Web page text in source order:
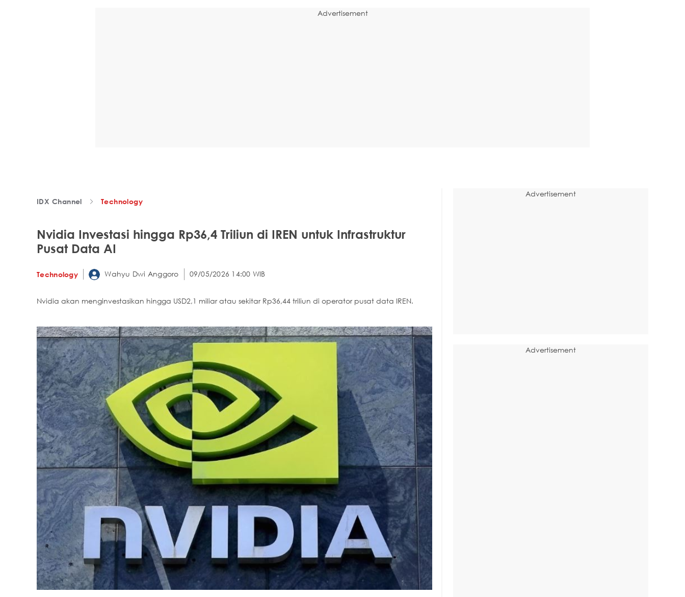
Advertisement
IDX Channel Technology
Nvidia Investasi hingga Rp36,4 Triliun di IREN untuk Infrastruktur
Pusat Data AI
Technology Wahyu Dwi Anggoro 09/05/2026 14:00 WIB
Nvidia akan menginvestasikan hingga USD2,1 miliar atau sekitar Rp36,44 triliun di operator pusat data IREN.
Advertisement
Advertisement